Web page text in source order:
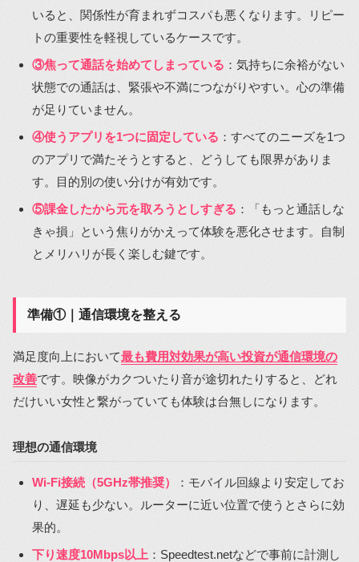
いると、関係性が育まれずコスパも悪くなります。リピー
トの重要性を軽視しているケースです。
③焦って通話を始めてしまっている ：気持ちに余裕がない
状態での通話は、緊張や不満につながりやすい。心の準備
が足りていません。
④使うアプリを1つに固定している ：すべてのニーズを1つ
のアプリで満たそうとすると、どうしても限界がありま
す。目的別の使い分けが有効です。
⑤課金したから元を取ろうとしすぎる ：「もっと通話しな
きゃ損」という焦りがかえって体験を悪化させます。自制
とメリハリが長く楽しむ鍵です。
準備①｜通信環境を整える
満足度向上において最も費用対効果が高い投資が通信環境の
改善です。映像がカクついたり音が途切れたりすると、どれ
だけいい女性と繋がっていても体験は台無しになります。
理想の通信環境
Wi-Fi接続（5GHz帯推奨）
：モバイル回線より安定してお
り、遅延も少ない。ルーターに近い位置で使うとさらに効
果的。
下り速度10Mbps以上 ：Speedtest.netなどで事前に計測し